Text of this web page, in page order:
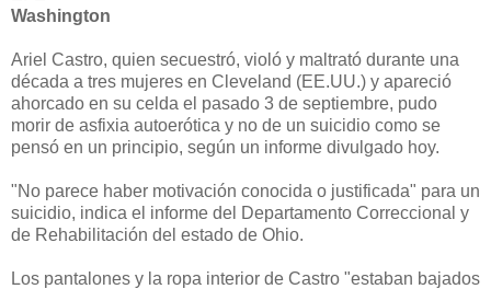
Washington
Ariel Castro, quien secuestró, violó y maltrató durante una
década a tres mujeres en Cleveland (EE.UU.) y apareció
ahorcado en su celda el pasado 3 de septiembre, pudo
morir de asfixia autoerótica y no de un suicidio como se
pensó en un principio, según un informe divulgado hoy.
"No parece haber motivación conocida o justificada" para un
suicidio, indica el informe del Departamento Correccional y
de Rehabilitación del estado de Ohio.
Los pantalones y la ropa interior de Castro "estaban bajados